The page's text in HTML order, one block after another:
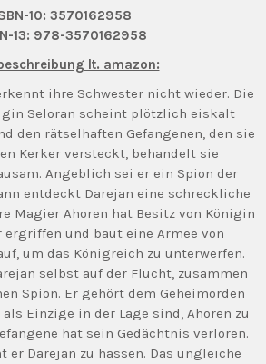
10: 3570162958
13: 978-3570162958
lt. amazon:
ihre Schwester nicht wieder. Die
Seloran scheint plötzlich eiskalt
den rätselhaften Gefangenen, den sie
Kerker versteckt, behandelt sie
Angeblich sei er ein Spion der
entdeckt Darejan eine schreckliche
Magier Ahoren hat Besitz von Königin
ergriffen und baut eine Armee von
um das Königreich zu unterwerfen.
selbst auf der Flucht, zusammen
Spion. Er gehört dem Geheimorden
Einzige in der Lage sind, Ahoren zu
hat sein Gedächtnis verloren.
er Darejan zu hassen. Das ungleiche